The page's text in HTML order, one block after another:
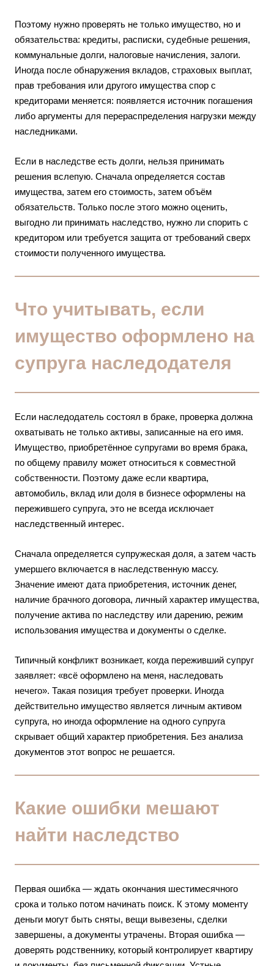
Поэтому нужно проверять не только имущество, но и
обязательства: кредиты, расписки, судебные решения,
коммунальные долги, налоговые начисления, залоги.
Иногда после обнаружения вкладов, страховых выплат,
прав требования или другого имущества спор с
кредиторами меняется: появляется источник погашения
либо аргументы для перераспределения нагрузки между
наследниками.
Если в наследстве есть долги, нельзя принимать
решения вслепую. Сначала определяется состав
имущества, затем его стоимость, затем объём
обязательств. Только после этого можно оценить,
выгодно ли принимать наследство, нужно ли спорить с
кредитором или требуется защита от требований сверх
стоимости полученного имущества.
Что учитывать, если
имущество оформлено на
супруга наследодателя
Если наследодатель состоял в браке, проверка должна
охватывать не только активы, записанные на его имя.
Имущество, приобретённое супругами во время брака,
по общему правилу может относиться к совместной
собственности. Поэтому даже если квартира,
автомобиль, вклад или доля в бизнесе оформлены на
пережившего супруга, это не всегда исключает
наследственный интерес.
Сначала определяется супружеская доля, а затем часть
умершего включается в наследственную массу.
Значение имеют дата приобретения, источник денег,
наличие брачного договора, личный характер имущества,
получение актива по наследству или дарению, режим
использования имущества и документы о сделке.
Типичный конфликт возникает, когда переживший супруг
заявляет: «всё оформлено на меня, наследовать
нечего». Такая позиция требует проверки. Иногда
действительно имущество является личным активом
супруга, но иногда оформление на одного супруга
скрывает общий характер приобретения. Без анализа
документов этот вопрос не решается.
Какие ошибки мешают
найти наследство
Первая ошибка — ждать окончания шестимесячного
срока и только потом начинать поиск. К этому моменту
деньги могут быть сняты, вещи вывезены, сделки
завершены, а документы утрачены. Вторая ошибка —
доверять родственнику, который контролирует квартиру